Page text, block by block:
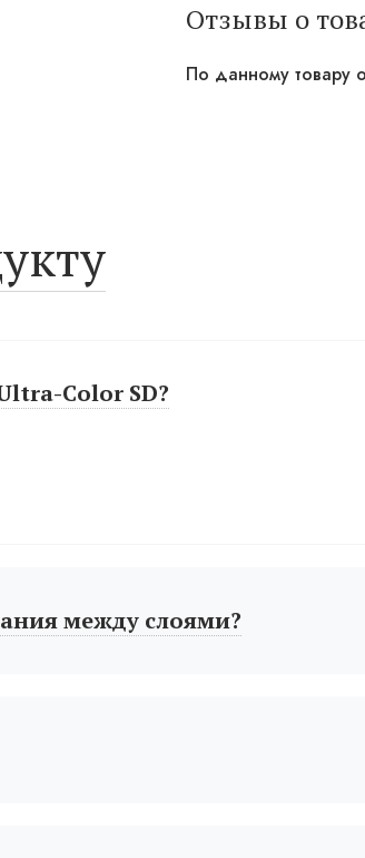
Отзывы о
По данному товару
Color SD?
между слоями?